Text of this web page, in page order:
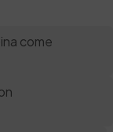
come